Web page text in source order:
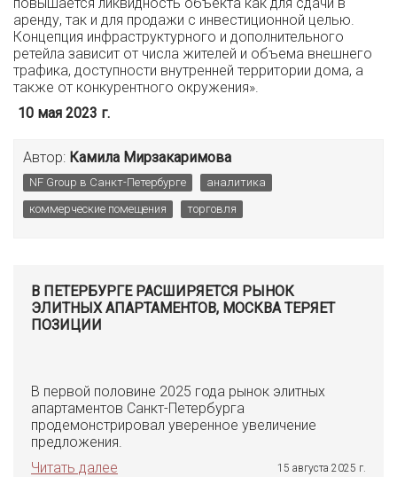
аренду, так и для продажи с инвестиционной целью.
Концепция инфраструктурного и дополнительного
ретейла зависит от числа жителей и объема внешнего
трафика, доступности внутренней территории дома, а
также от конкурентного окружения».
10 мая 2023 г.
Автор: Камила Мирзакаримова
NF Group в Санкт-Петербурге
аналитика
коммерческие помещения
торговля
В ПЕТЕРБУРГЕ РАСШИРЯЕТСЯ РЫНОК
ЭЛИТНЫХ АПАРТАМЕНТОВ, МОСКВА ТЕРЯЕТ
ПОЗИЦИИ
В первой половине 2025 года рынок элитных
апартаментов Санкт-Петербурга
продемонстрировал уверенное увеличение
предложения.
Читать далее
15 августа 2025 г.